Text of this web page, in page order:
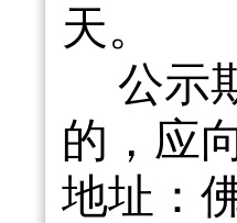
天。
公示
的，应
地址：